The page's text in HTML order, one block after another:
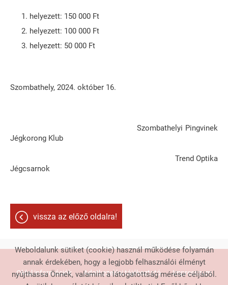
helyezett: 150 000 Ft
helyezett: 100 000 Ft
helyezett: 50 000 Ft
Szombathely, 2024. október 16.
Szombathelyi Pingvinek
Jégkorong Klub
Trend Optika
Jégcsarnok
vissza az előző oldalra!
Oldal információk Adatkezelési tájékoztató Impresszum
Weboldalunk sütiket (cookie) használ működése folyamán
annak érdekében, hogy a legjobb felhasználói élményt
nyújthassa Önnek, valamint a látogatottság mérése céljából.